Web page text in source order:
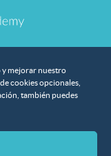
y mejorar nuestro
cookies opcionales,
también puedes